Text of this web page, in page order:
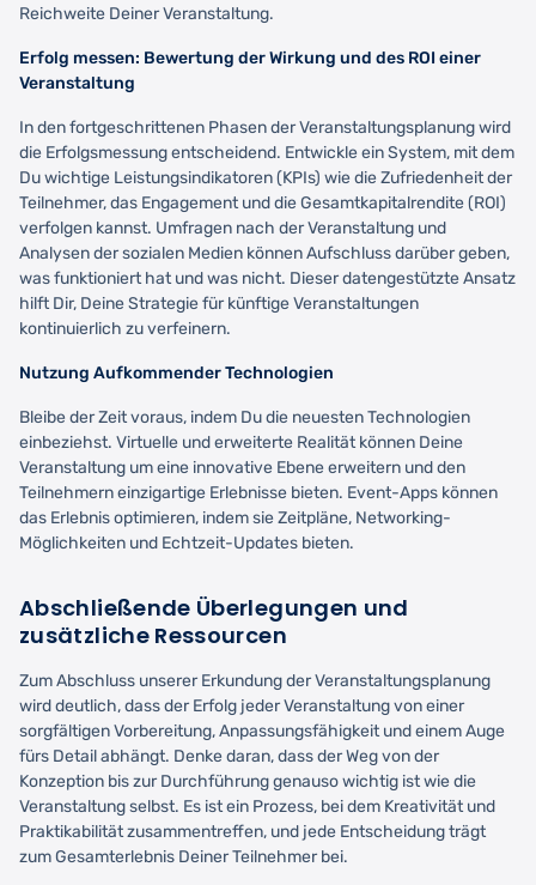
Reichweite Deiner Veranstaltung.
Erfolg messen: Bewertung der Wirkung und des ROI einer
Veranstaltung
In den fortgeschrittenen Phasen der Veranstaltungsplanung wird
die Erfolgsmessung entscheidend. Entwickle ein System, mit dem
Du wichtige Leistungsindikatoren (KPIs) wie die Zufriedenheit der
Teilnehmer, das Engagement und die Gesamtkapitalrendite (ROI)
verfolgen kannst. Umfragen nach der Veranstaltung und
Analysen der sozialen Medien können Aufschluss darüber geben,
was funktioniert hat und was nicht. Dieser datengestützte Ansatz
hilft Dir, Deine Strategie für künftige Veranstaltungen
kontinuierlich zu verfeinern.
Nutzung Aufkommender Technologien
Bleibe der Zeit voraus, indem Du die neuesten Technologien
einbeziehst. Virtuelle und erweiterte Realität können Deine
Veranstaltung um eine innovative Ebene erweitern und den
Teilnehmern einzigartige Erlebnisse bieten. Event-Apps können
das Erlebnis optimieren, indem sie Zeitpläne, Networking-
Möglichkeiten und Echtzeit-Updates bieten.
Abschließende Überlegungen und
zusätzliche Ressourcen
Zum Abschluss unserer Erkundung der Veranstaltungsplanung
wird deutlich, dass der Erfolg jeder Veranstaltung von einer
sorgfältigen Vorbereitung, Anpassungsfähigkeit und einem Auge
fürs Detail abhängt. Denke daran, dass der Weg von der
Konzeption bis zur Durchführung genauso wichtig ist wie die
Veranstaltung selbst. Es ist ein Prozess, bei dem Kreativität und
Praktikabilität zusammentreffen, und jede Entscheidung trägt
zum Gesamterlebnis Deiner Teilnehmer bei.